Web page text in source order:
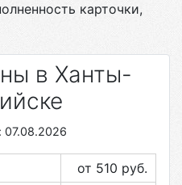
карточки,
в Ханты-
07.08.2026
от 510 руб.